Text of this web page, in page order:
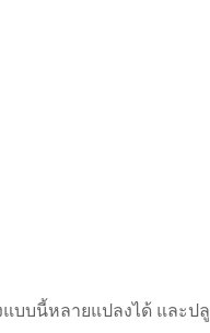
บบนี้หลายแปลงได้ และป